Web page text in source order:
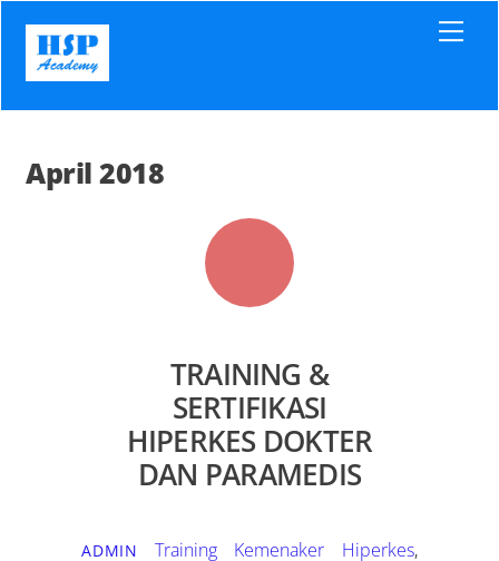
content
April 2018
TRAINING &
SERTIFIKASI
HIPERKES DOKTER
DAN PARAMEDIS
ADMIN Training Kemenaker Hiperkes,